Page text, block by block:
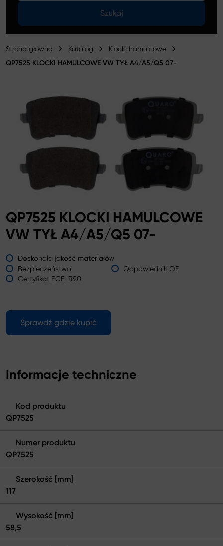
Szukaj
Strona główna Katalog Klocki hamulcowe
QP7525 KLOCKI HAMULCOWE VW TYŁ A4/A5/Q5 07-
QP7525 KLOCKI HAMULCOWE
VW TYŁ A4/A5/Q5 07-
Doskonała jakość materiałów
Bezpieczeństwo
Odpowiednik OE
Certyfikat ECE-R90
Sprawdź gdzie kupić
Informacje techniczne
Kod produktu
QP7525
Numer produktu
QP7525
Szerokość [mm]
117
Wysokość [mm]
58,5